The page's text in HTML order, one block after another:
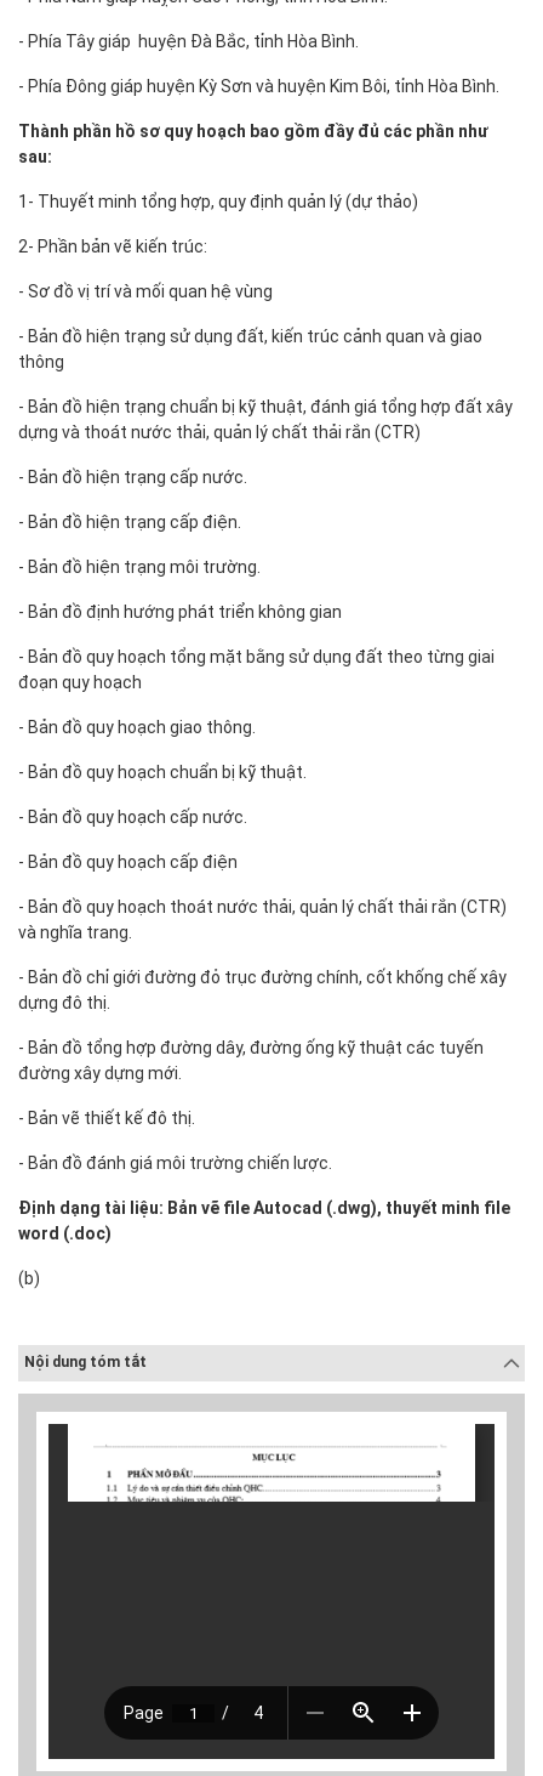
- Phía Tây giáp huyện Đà Bắc, tỉnh Hòa Bình.
- Phía Đông giáp huyện Kỳ Sơn và huyện Kim Bôi, tỉnh Hòa Bình.
Thành phần hồ sơ quy hoạch bao gồm đầy đủ các phần như
sau:
1- Thuyết minh tổng hợp, quy định quản lý (dự thảo)
2- Phần bản vẽ kiến trúc:
- Sơ đồ vị trí và mối quan hệ vùng
- Bản đồ hiện trạng sử dụng đất, kiến trúc cảnh quan và giao
thông
- Bản đồ hiện trạng chuẩn bị kỹ thuật, đánh giá tổng hợp đất xây
dựng và thoát nước thải, quản lý chất thải rắn (CTR)
- Bản đồ hiện trạng cấp nước.
- Bản đồ hiện trạng cấp điện.
- Bản đồ hiện trạng môi trường.
- Bản đồ định hướng phát triển không gian
- Bản đồ quy hoạch tổng mặt bằng sử dụng đất theo từng giai
đoạn quy hoạch
- Bản đồ quy hoạch giao thông.
- Bản đồ quy hoạch chuẩn bị kỹ thuật.
- Bản đồ quy hoạch cấp nước.
- Bản đồ quy hoạch cấp điện
- Bản đồ quy hoạch thoát nước thải, quản lý chất thải rắn (CTR)
và nghĩa trang.
- Bản đồ chỉ giới đường đỏ trục đường chính, cốt khống chế xây
dựng đô thị.
- Bản đồ tổng hợp đường dây, đường ống kỹ thuật các tuyến
đường xây dựng mới.
- Bản vẽ thiết kế đô thị.
- Bản đồ đánh giá môi trường chiến lược.
Định dạng tài liệu: Bản vẽ file Autocad (.dwg), thuyết minh file
word (.doc)
(b)
Nội dung tóm tắt